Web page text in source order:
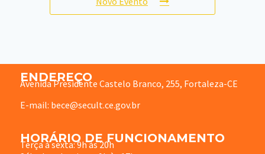
ENDEREÇO
Avenida Presidente Castelo Branco, 255, Fortaleza-CE
E-mail: bece@secult.ce.gov.br
HORÁRIO DE FUNCIONAMENTO
Terça à sexta: 9h às 20h